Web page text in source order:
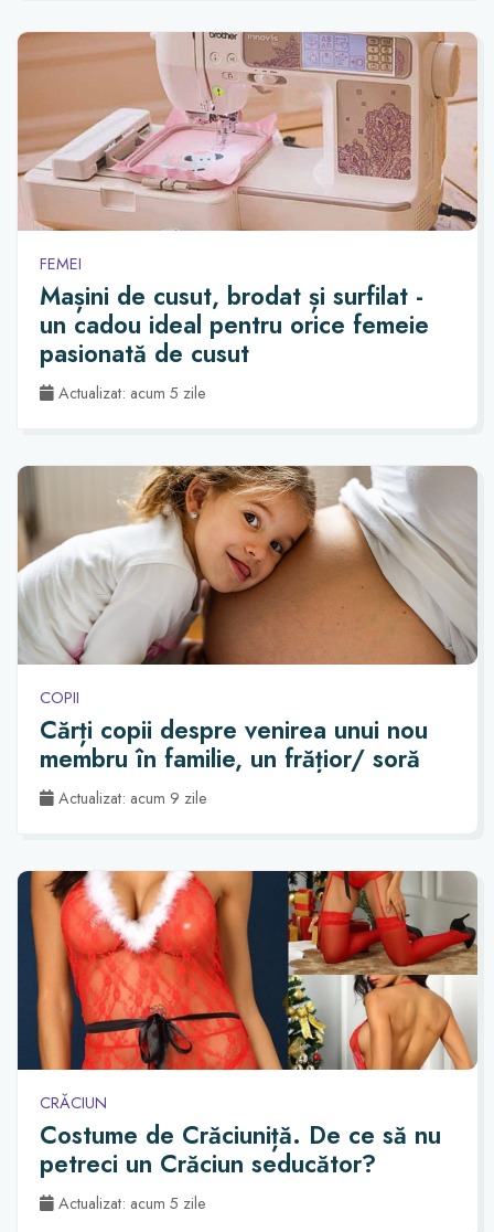
FEMEI
Mașini de cusut, brodat și surfilat -
un cadou ideal pentru orice femeie
pasionată de cusut
Actualizat: acum 5 zile
COPII
Cărți copii despre venirea unui nou
membru în familie, un frățior/ soră
Actualizat: acum 9 zile
CRĂCIUN
Costume de Crăciuniță. De ce să nu
petreci un Crăciun seducător?
Actualizat: acum 5 zile